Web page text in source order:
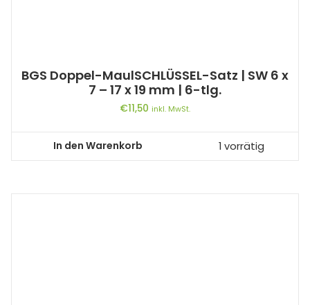
BGS Doppel-MaulSCHLÜSSEL-Satz | SW 6 x
7 – 17 x 19 mm | 6-tlg.
€11,50 inkl. MwSt.
In den Warenkorb 1 vorrätig